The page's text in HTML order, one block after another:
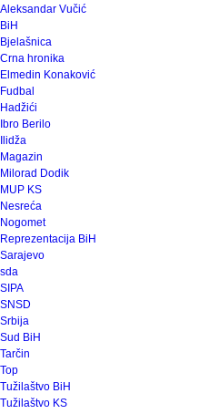
Aleksandar Vučić
BiH
Bjelašnica
Crna hronika
Elmedin Konaković
Fudbal
Hadžići
Ibro Berilo
Ilidža
Magazin
Milorad Dodik
MUP KS
Nesreća
Nogomet
Reprezentacija BiH
Sarajevo
sda
SIPA
SNSD
Srbija
Sud BiH
Tarčin
Top
Tužilaštvo BiH
Tužilaštvo KS